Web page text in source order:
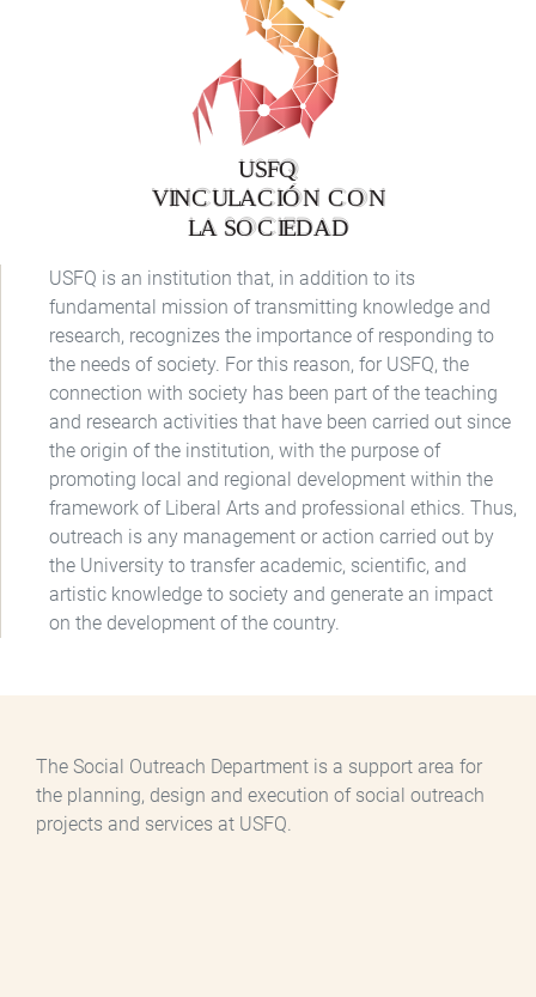
USFQ is an institution that, in addition to its
fundamental mission of transmitting knowledge and
research, recognizes the importance of responding to
the needs of society. For this reason, for USFQ, the
connection with society has been part of the teaching
and research activities that have been carried out since
the origin of the institution, with the purpose of
promoting local and regional development within the
framework of Liberal Arts and professional ethics. Thus,
outreach is any management or action carried out by
the University to transfer academic, scientific, and
artistic knowledge to society and generate an impact
on the development of the country.
The Social Outreach Department is a support area for
the planning, design and execution of social outreach
projects and services at USFQ.